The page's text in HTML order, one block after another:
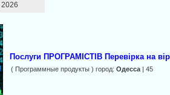
Послуги ПРОГРАМІСТІВ Перевірка на
( Программные продукты ) город: Одесса| 45